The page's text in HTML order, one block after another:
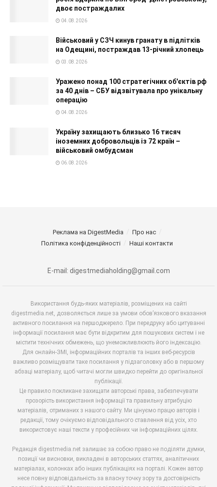
двоє постраждалих
04.08.2026
Військовий у СЗЧ кинув гранату в підлітків
на Одещині, постраждав 13-річний хлопець
03.08.2026
Уражено понад 100 стратегічних об'єктів рф
за 40 днів – СБУ відзвітувала про унікальну
операцію
04.08.2026
Україну захищають близько 16 тисяч
іноземних добровольців із 72 країн –
військовий омбудсман
06.08.2026
Реклама на DigestMedia
Про нас
Політика конфіденційності
Наші контакти
E-mail: digestmediaholding@gmail.com
Використання будь-яких матеріалів, розміщених на сайті
digestmedia.net, дозволяється лише за умови обов’язкового вказання
активного посилання на першоджерело. При передруку або цитуванні
інформації посилання має бути відкритим для пошукових систем і не
містити технічних обмежень, що унеможливлюють його індексацію.
Для онлайн-ЗМІ, інформаційних порталів та інших веб-ресурсів
важливо розміщувати таке посилання у підзаголовку або в першому
абзаці матеріалу, щоб читачі могли швидко перейти до оригінальної
публікації.
Це правило покликане захищати авторські права, забезпечувати
прозорість використання інформації та правильну атрибуцію
матеріалів, отриманих з нашого сайту. Ми цінуємо працю авторів і
редакції, тому очікуємо відповідального ставлення від усіх, хто
використовує наші тексти у професійних чи інформаційних цілях.
Редакція digestmedia.net залишає за собою право не поділяти думки,
позиції чи висновки, викладені в авторських статтях, аналітичних
матеріалах, колонках або інших публікаціях на порталі. Кожен автор
несе повну відповідальність за власну точку зору та достовірність